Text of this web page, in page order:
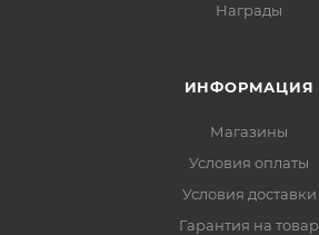
Награды
ИНФОРМАЦИЯ
Магазины
Условия оплаты
Условия доставки
Гарантия на товар